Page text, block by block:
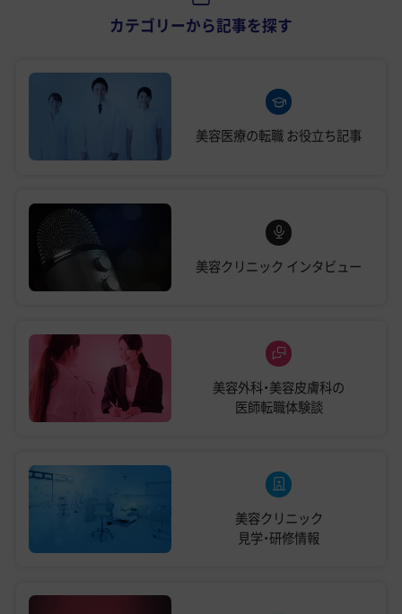
カテゴリーから記事を探す
美容医療の転職お役立ち記事
美容クリニック インタビュー
美容外科・美容皮膚科の
医師転職体験談
美容クリニック
見学・研修情報